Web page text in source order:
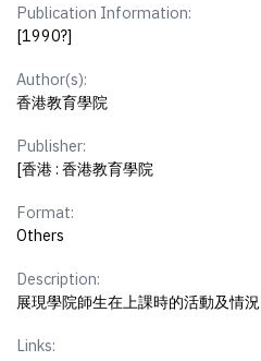
Publication Information:
[1990?]
Author(s):
香港教育學院
Publisher:
[香港 : 香港教育學院
Format:
Others
Description:
展現學院師生在上課時的活動及情況
Links: